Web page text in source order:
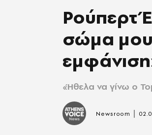
Ρούπερτ
σώμα μου
«Ήθελα να γίνω ο
Newsroom